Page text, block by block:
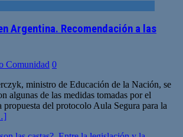
Argentina. Recomendación a las
Comunidad 0
ministro de Educación de la Nación, se
algunas de las medidas tomadas por el
del protocolo Aula Segura para la